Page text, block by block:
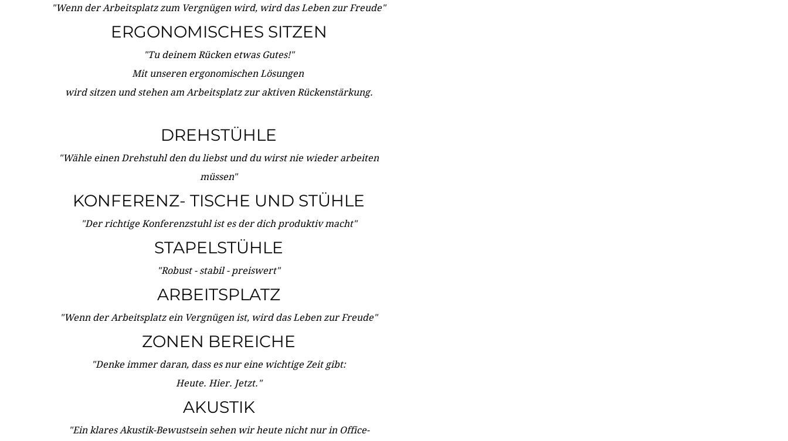
"Wenn der Arbeitsplatz zum Vergnügen wird, wird das Leben zur Freude"
ERGONOMISCHES SITZEN
"Tu deinem Rücken etwas Gutes!"
Mit unseren ergonomischen Lösungen
wird sitzen und stehen am Arbeitsplatz zur aktiven Rückenstärkung.
DREHSTÜHLE
"Wähle einen Drehstuhl den du liebst und du wirst nie wieder arbeiten
müssen"
KONFERENZ- TISCHE UND STÜHLE
"Der richtige Konferenzstuhl ist es der dich produktiv macht"
STAPELSTÜHLE
"Robust - stabil - preiswert"
ARBEITSPLATZ
"Wenn der Arbeitsplatz ein Vergnügen ist, wird das Leben zur Freude"
ZONEN BEREICHE
"Denke immer daran, dass es nur eine wichtige Zeit gibt:
Heute. Hier. Jetzt."
AKUSTIK
"Ein klares Akustik-Bewustsein sehen wir heute nicht nur in Office-